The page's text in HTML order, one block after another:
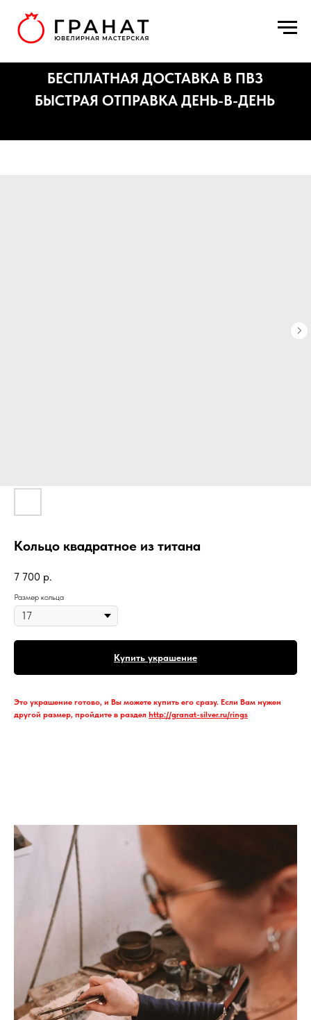
БЫСТРАЯ ОТПРАВКА ДЕНЬ-В-ДЕНЬ
Кольцо квадратное из титана
7 700 р.
Размер кольца
Купить украшение
Это украшение готово, и Вы можете купить его сразу. Если Вам нужен
другой размер, пройдите в раздел http://granat-silver.ru/rings